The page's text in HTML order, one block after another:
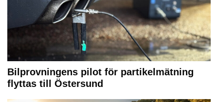
Bilprovningens pilot för partikelmätning
flyttas till Östersund